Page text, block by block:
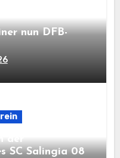
nun DFB-
der
SC Salingia 08